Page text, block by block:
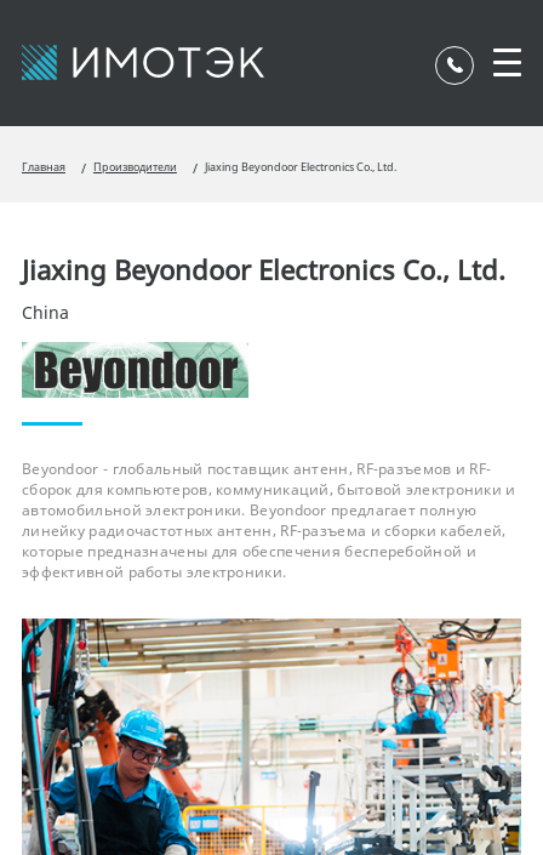
Главная Производители Jiaxing Beyondoor Electronics Co., Ltd.
Jiaxing Beyondoor Electronics Co., Ltd.
China
Beyondoor - глобальный поставщик антенн, RF-разъемов и RF-
сборок для компьютеров, коммуникаций, бытовой электроники и
автомобильной электроники. Beyondoor предлагает полную
линейку радиочастотных антенн, RF-разъема и сборки кабелей,
которые предназначены для обеспечения бесперебойной и
эффективной работы электроники.